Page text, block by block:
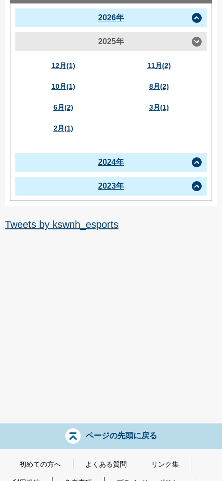
2026年
2025年
12月(1) 11月(2)
10月(1) 8月(2)
6月(2) 3月(1)
2月(1)
2024年
2023年
Tweets by kswnh_esports
ページの先頭に戻る
初めての方へ よくある質問 リンク集